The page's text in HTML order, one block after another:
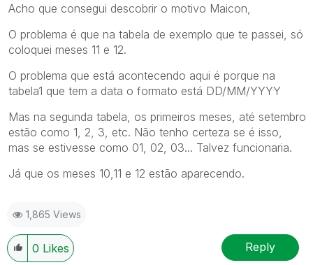
Acho que consegui descobrir o motivo Maicon,
O problema é que na tabela de exemplo que te passei, só
coloquei meses 11 e 12.
O problema que está acontecendo aqui é porque na
tabela1 que tem a data o formato está DD/MM/YYYY
Mas na segunda tabela, os primeiros meses, até setembro
estão como 1, 2, 3, etc. Não tenho certeza se é isso,
mas se estivesse como 01, 02, 03... Talvez funcionaria.
Já que os meses 10,11 e 12 estão aparecendo.
1,865 Views
0 Likes Reply